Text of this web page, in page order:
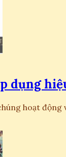
dụng
hoạt